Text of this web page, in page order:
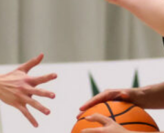
Saitko
tai asut tulevalla
seudulla? Nyt olisi
mahdollisuus
aikuisten
divisioona
naisten